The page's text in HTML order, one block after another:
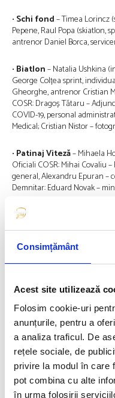
Consimțământ
Acest site utilizează
Folosim cookie-uri
anunțurile, pentru a
a analiza traficul. De
rețele sociale, de
privire la modul în care
pot combina cu alte
în urma folosirii
• Schi fond– Timea Lorincz
Pepene, Raul Popa (skiatlon,
antrenor Daniel Borca,
• Biatlon– Natalia Ushkina
George Colțea sprint,
Gheorghe, antrenor Cristian
COSR: Dragoș Tătaru –
COVID-19, personal
Medical; Cristian Nistor –
• Patinaj Viteză– Mihaela
Oficiali COSR: Mihai Covaliu
general, Alexandru Epuran –
Demnitar: Eduard Novak –
Desemnarea celor care
Jocurilor Olimpice ține
olimpice.Comitetul Executiv
celor doi sportivi care vor
Jocurile Olimpice de Iarnă
Pyeongchang 2018. La
bună clasare pentru Team
al doilea reprezentant al
Ioan Apostol.
•Paul Pepene(schi fond, 33